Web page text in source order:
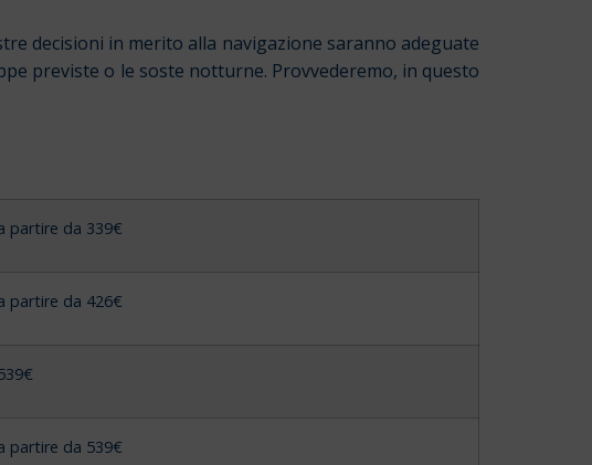
decisioni in merito alla navigazione saranno adeguate
previste o le soste notturne. Provvederemo, in questo
partire da 339€
partire da 426€
partire da 539€